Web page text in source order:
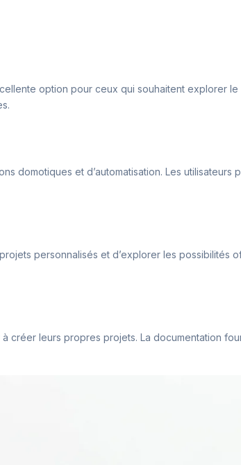
option pour ceux qui souhaitent explorer
domotiques et d’automatisation. Les utilisateurs
personnalisés et d’explorer les possibilités
créer leurs propres projets. La documentation